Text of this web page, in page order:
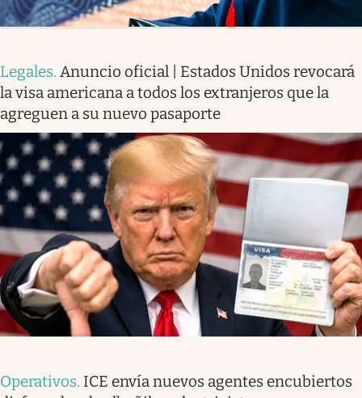
Legales. Anuncio oficial | Estados Unidos revocará
la visa americana a todos los extranjeros que la
agreguen a su nuevo pasaporte
Operativos. ICE envía nuevos agentes encubiertos